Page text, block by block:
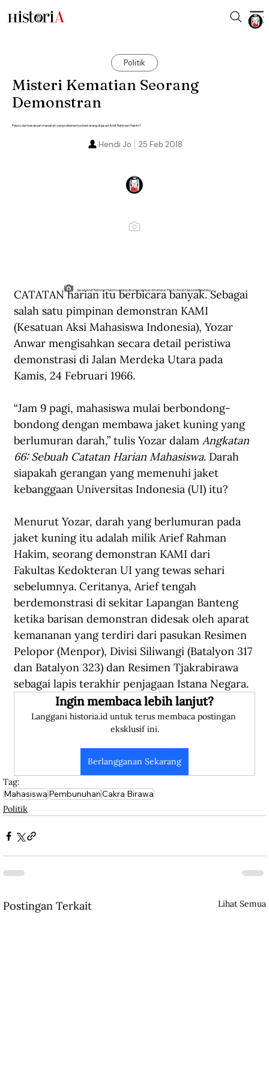
Politik
Misteri Kematian Seorang
Demonstran
Peluru dari kesatuan manakah yang sebenarnya bersarang di jasad Arief Rahman Hakim?
25 Feb 2018
Hendi Jo
Jasad Arief Rahman Hakim sedang disemayamkan di kampus FK UI. (Arsip Nasional Belanda).
CATATAN harian itu berbicara banyak. Sebagai
salah satu pimpinan demonstran KAMI
(Kesatuan Aksi Mahasiswa Indonesia), Yozar
Anwar mengisahkan secara detail peristiwa
demonstrasi di Jalan Merdeka Utara pada
Kamis, 24 Februari 1966.
“Jam 9 pagi, mahasiswa mulai berbondong-
bondong dengan membawa jaket kuning yang
berlumuran darah,” tulis Yozar dalam Angkatan
66: Sebuah Catatan Harian Mahasiswa. Darah
siapakah gerangan yang memenuhi jaket
kebanggaan Universitas Indonesia (UI) itu?
Menurut Yozar, darah yang berlumuran pada
jaket kuning itu adalah milik Arief Rahman
Hakim, seorang demonstran KAMI dari
Fakultas Kedokteran UI yang tewas sehari
sebelumnya. Ceritanya, Arief tengah
berdemonstrasi di sekitar Lapangan Banteng
ketika barisan demonstran didesak oleh aparat
kemananan yang terdiri dari pasukan Resimen
Pelopor (Menpor), Divisi Siliwangi (Batalyon 317
dan Batalyon 323) dan Resimen Tjakrabirawa
sebagai lapis terakhir penjagaan Istana Negara.
Ingin membaca lebih lanjut?
Langgani historia.id untuk terus membaca postingan
eksklusif ini.
Berlangganan Sekarang
Tag:
MahasiswaPembunuhanCakra Birawa
Politik
Postingan Terkait Lihat Semua